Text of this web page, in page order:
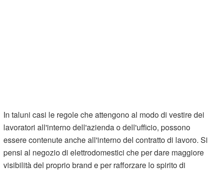
In taluni casi le regole che attengono al modo di vestire dei
lavoratori all'interno dell'azienda o dell'ufficio, possono
essere contenute anche all'interno del contratto di lavoro. Si
pensi al negozio di elettrodomestici che per dare maggiore
visibilità del proprio brand e per rafforzare lo spirito di